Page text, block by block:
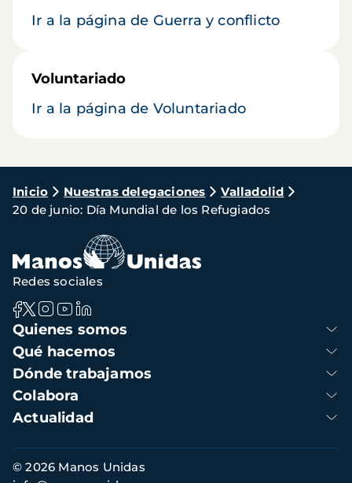
Ir a la página de Guerra y conflicto
Voluntariado
Ir a la página de Voluntariado
Ruta
de
navegación
Inicio Nuestras delegaciones
Valladolid
20 de junio: Día Mundial de los Refugiados
Navegación
principal
Quienes somos
Qué hacemos
Dónde trabajamos
Colabora
Actualidad
Redes sociales
Información
© 2026 Manos Unidas